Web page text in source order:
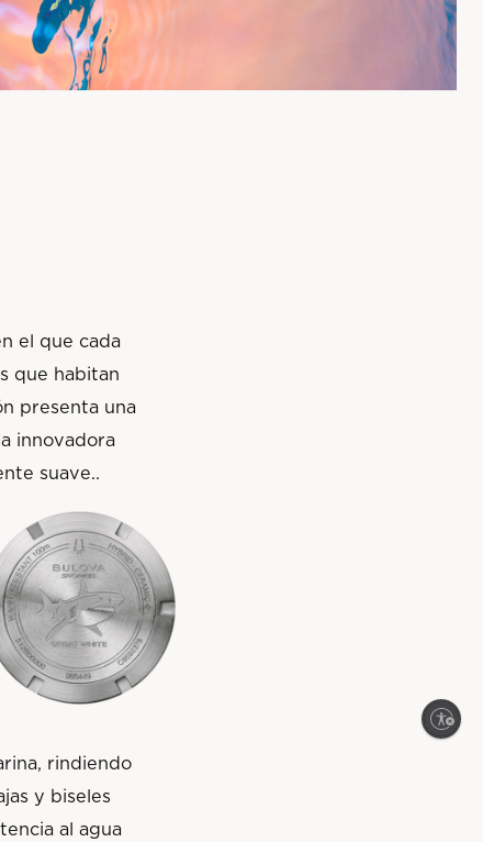
el que cada
que habitan
presenta una
innovadora
suave..
rindiendo
y biseles
al agua